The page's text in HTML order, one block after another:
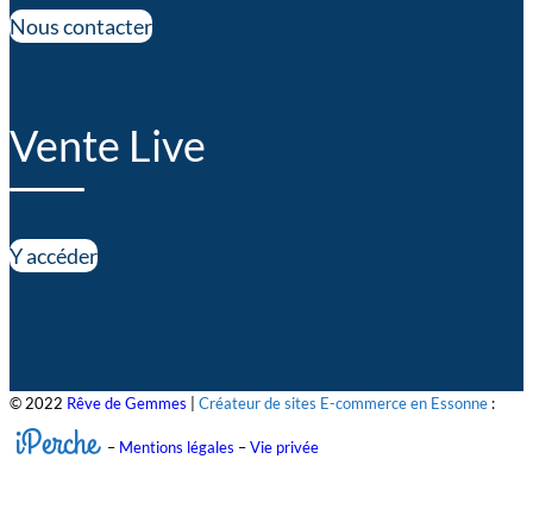
Nous contacter
Vente Live
Y accéder
© 2022 Rêve de Gemmes Créateur de sites E-commerce en Essonne :
iPerche – Mentions légales –Vie privée